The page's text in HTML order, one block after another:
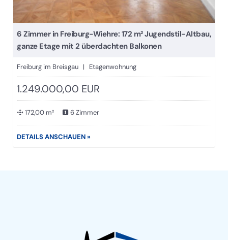
6 Zimmer in Freiburg-Wiehre: 172 m² Jugendstil-Altbau,
ganze Etage mit 2 überdachten Balkonen
Freiburg im Breisgau | Etagenwohnung
1.249.000,00 EUR
172,00 m² 6 Zimmer
DETAILS ANSCHAUEN »